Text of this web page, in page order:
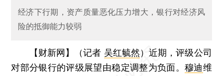
经济下行期，资产质量恶化压力增大，银行对经济风
险的抵御能力较弱
【财新网】（记者 吴红毓然）近期，评级公司
对部分银行的评级展望由稳定调整为负面。 穆迪维